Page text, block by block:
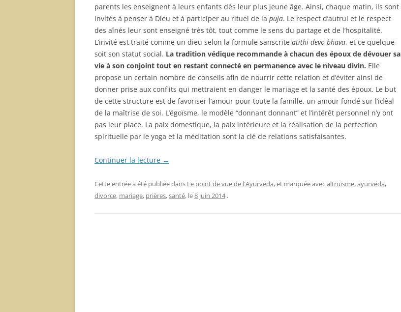
parents les enseignent à leurs enfants dès leur plus jeune âge. Ainsi, chaque matin, ils sont
invités à penser à Dieu et à participer au rituel de la puja. Le respect d’autrui et le respect
des aînés leur sont enseigné très tôt, tout comme le sens du partage et de l’hospitalité.
L’invité est traité comme un dieu selon la formule sanscrite atithi devo bhava, et ce quelque
soit son statut social. La tradition védique recommande à chacun des époux de dévouer sa
vie à son conjoint tout en restant connecté en permanence avec le niveau divin. Elle
propose un certain nombre de conseils afin de nourrir cette relation et d’éviter ainsi de
donner prise aux conflits qui mettraient en danger le mariage et la santé des époux. Le but
de cette structure est de favoriser l’amour pour toute la famille, un amour fondé sur l’idéal
de la maîtrise de soi. L’égoïsme, le modèle “donnant donnant” et l’intérêt personnel n’y ont
pas leur place. La paix domestique, la paix intérieure et la réalisation de la perfection
spirituelle par le yoga et la méditation sont la clé de relations satisfaisantes.
Continuer la lecture →
Cette entrée a été publiée dans Le point de vue de l'Ayurvéda, et marquée avecaltruisme,ayurvéda,
divorce, mariage, prières,santé, le8 juin 2014 .